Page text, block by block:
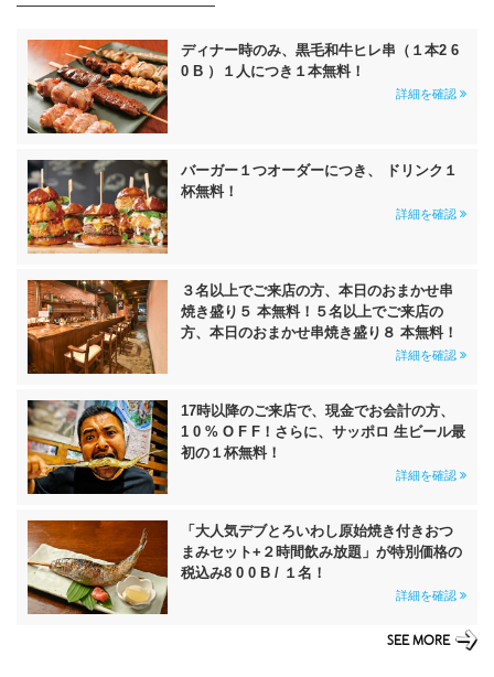
ディナー時のみ、黒毛和牛ヒレ串（１本2 6
0 B ）１人につき１本無料！
詳細を確認
バーガー１つオーダーにつき、 ドリンク１
杯無料！
詳細を確認
３名以上でご来店の方、本日のおまかせ串
焼き盛り５ 本無料！５名以上でご来店の
方、本日のおまかせ串焼き盛り８ 本無料！
詳細を確認
17時以降のご来店で、現金でお会計の方、
1 0 % O F F！さらに、サッポロ 生ビール最
初の１杯無料！
詳細を確認
「大人気デブとろいわし原始焼き付きおつ
まみセット+２時間飲み放題」が特別価格の
税込み8 0 0 B / １名！
詳細を確認
SEE MORE